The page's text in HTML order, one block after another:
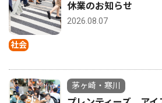
社会
休業のお知らせ
2026.08.07
茅ヶ崎・寒川